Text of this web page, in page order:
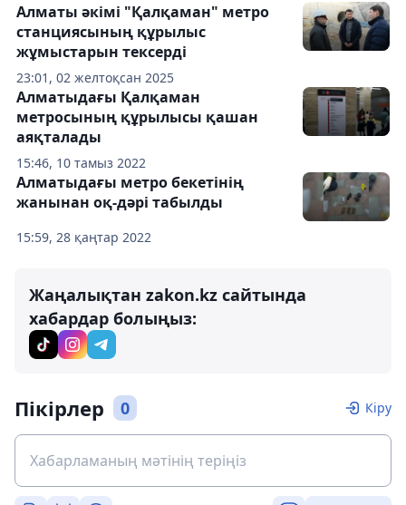
23:01, 02 желтоқсан 2025
Алматы әкімі "Қалқаман" метро
станциясының құрылыс
жұмыстарын тексерді
15:46, 10 тамыз 2022
Алматыдағы Қалқаман
метросының құрылысы қашан
аяқталады
15:59, 28 қаңтар 2022
Алматыдағы метро бекетінің
жанынан оқ-дәрі табылды
Жаңалықтан zakon.kz сайтында
хабардар болыңыз:
Пікірлер 0 Кіру